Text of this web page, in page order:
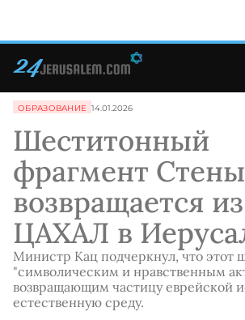
ОБРАЗОВАНИЕ 14.01.2026
Шеститонный
фрагмент
возвращается
ЦАХАЛ в
Министр Кац подчеркнул, что этот
"символическим и нравственным
возвращающим частицу еврейской
естественную среду.